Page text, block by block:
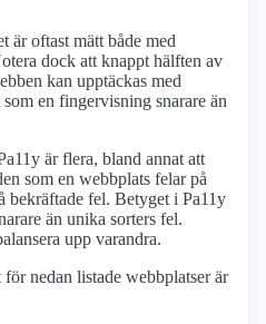
är oftast mätt både med
dock att knappt hälften av
kan upptäckas med
en fingervisning snarare än
är flera, bland annat att
som en webbplats felar på
bekräftade fel. Betyget i Pa11y
än unika sorters fel.
upp varandra.
nedan listade webbplatser är